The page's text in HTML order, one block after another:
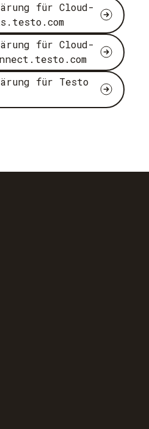
für Cloud-
für Cloud-
für Testo